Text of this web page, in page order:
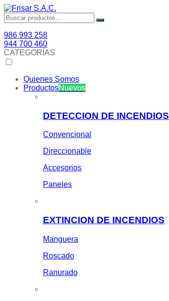
986 993 258
944 700 460
CATEGORÍAS
Quienes Somos
ProductosNuevos
DETECCION DE INCENDIOS
Convencional
Direccionable
Accesorios
Paneles
EXTINCION DE INCENDIOS
Manguera
Roscado
Ranurado